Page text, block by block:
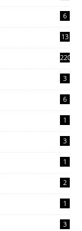
6
13
220
3
6
1
3
1
2
1
3